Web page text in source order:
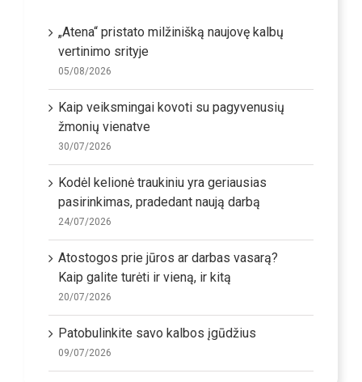
„Atena“ pristato milžinišką naujovę kalbų
vertinimo srityje
05/08/2026
Kaip veiksmingai kovoti su pagyvenusių
žmonių vienatve
30/07/2026
Kodėl kelionė traukiniu yra geriausias
pasirinkimas, pradedant naują darbą
24/07/2026
Atostogos prie jūros ar darbas vasarą?
Kaip galite turėti ir vieną, ir kitą
20/07/2026
Patobulinkite savo kalbos įgūdžius
09/07/2026